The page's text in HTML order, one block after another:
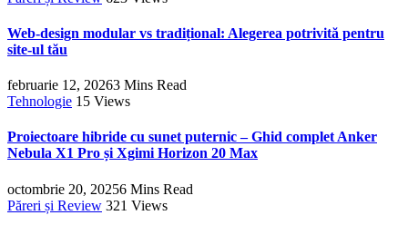
Web-design modular vs tradițional: Alegerea potrivită pentru
site-ul tău
februarie 12, 20263 Mins Read
Tehnologie 15 Views
Proiectoare hibride cu sunet puternic – Ghid complet Anker
Nebula X1 Pro și Xgimi Horizon 20 Max
octombrie 20, 20256 Mins Read
Păreri și Review 321 Views